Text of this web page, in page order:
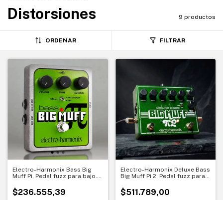
Distorsiones 9 productos
ORDENAR FILTRAR
Electro-Harmonix Bass Big
Muff Pi. Pedal fuzz para bajo.
$236.555,39
Electro-Harmonix Deluxe Bass
Big Muff Pi 2. Pedal fuzz para
$511.789,00